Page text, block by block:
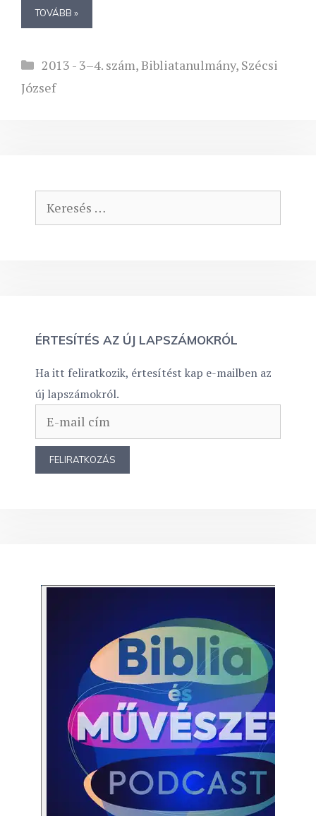
TOVÁBB »
Kategória
2013 - 3–4. szám,Bibliatanulmány, Szécsi
József
Keresés:
ÉRTESÍTÉS AZ ÚJ LAPSZÁMOKRÓL
Ha itt feliratkozik, értesítést kap e-mailben az
új lapszámokról.